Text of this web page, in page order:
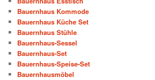
Bauernhaus Kommode
Bauernhaus Küche Set
Bauernhaus Stühle
Bauernhaus-Sessel
Bauernhaus-Set
Bauernhaus-Speise-Set
Bauernhausmöbel